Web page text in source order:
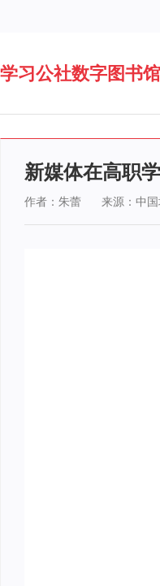
学习公社数字图书馆
新媒体在高职
作者：朱蕾 来源：中